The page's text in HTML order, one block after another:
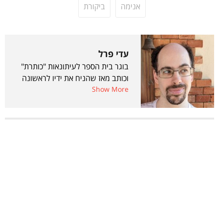
אנימה ביקורת
עדי פרל
בוגר בית הספר לעיתונאות "כותרת"
וכותב מאז שהניח את ידיו לראשונה
על מקלדת. מכור לאנימה ויודע
Show More